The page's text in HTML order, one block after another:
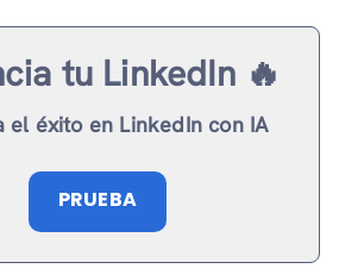
tu LinkedIn 🔥
el éxito en LinkedIn con IA
PRUEBA